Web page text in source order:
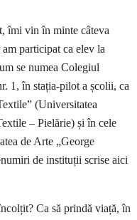
îmi vin în minte câteva
am participat ca elev la
se numea Colegiul
1, în stația-pilot a școlii, ca
(Universitatea
– Pielărie) și în cele
de Arte „George
de instituții scrise aici
Ca să prindă viață, în